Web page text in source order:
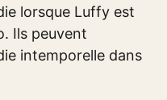
lorsque Luffy est
Ils peuvent
intemporelle dans